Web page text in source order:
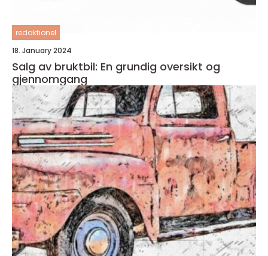
redaktionel
18. January 2024
Salg av bruktbil: En grundig oversikt og
gjennomgang